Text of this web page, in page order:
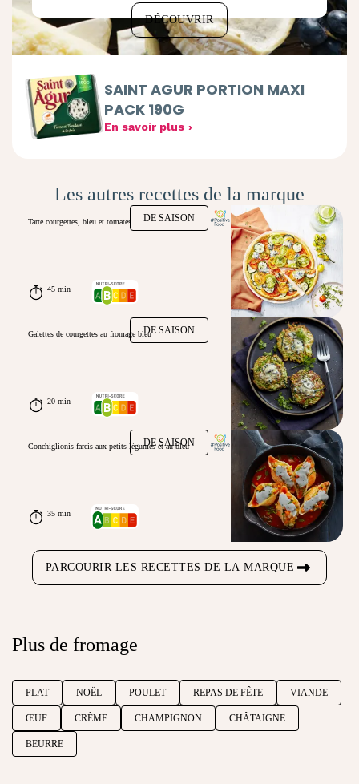
DÉCOUVRIR
SAINT AGUR PORTION MAXI
PACK 190G
En savoir plus
Les autres recettes de la marque
DE SAISON
Tarte courgettes, bleu et tomates
45 min
DE SAISON
Galettes de courgettes au fromage bleu
20 min
DE SAISON
Conchiglionis farcis aux petits légumes et au bleu
35 min
PARCOURIR LES RECETTES DE LA MARQUE
Plus de fromage
PLAT NOËL POULET REPAS DE FÊTE VIANDE
ŒUF CRÈME CHAMPIGNON CHÂTAIGNE
BEURRE